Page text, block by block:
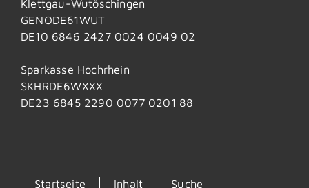
Klettgau-Wutöschingen
GENODE61WUT
DE10 6846 2427 0024 0049 02
Sparkasse Hochrhein
SKHRDE6WXXX
DE23 6845 2290 0077 0201 88
Startseite Inhalt Suche